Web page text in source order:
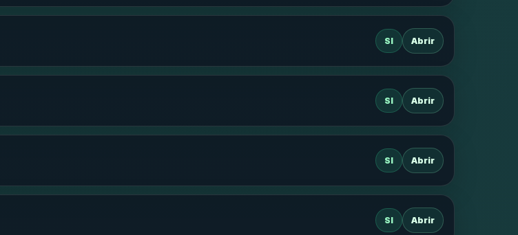
SI Abrir
SI Abrir
SI Abrir
SI Abrir